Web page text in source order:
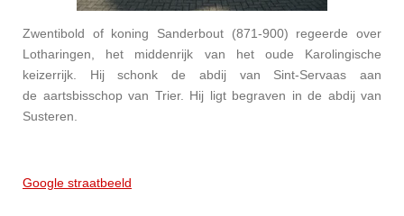
Zwentibold of koning Sanderbout (871-900) regeerde over
Lotharingen, het middenrijk van het oude Karolingische
keizerrijk. Hij schonk de abdij van Sint-Servaas aan
de aartsbisschop van Trier. Hij ligt begraven in de abdij van
Susteren.
Google straatbeeld